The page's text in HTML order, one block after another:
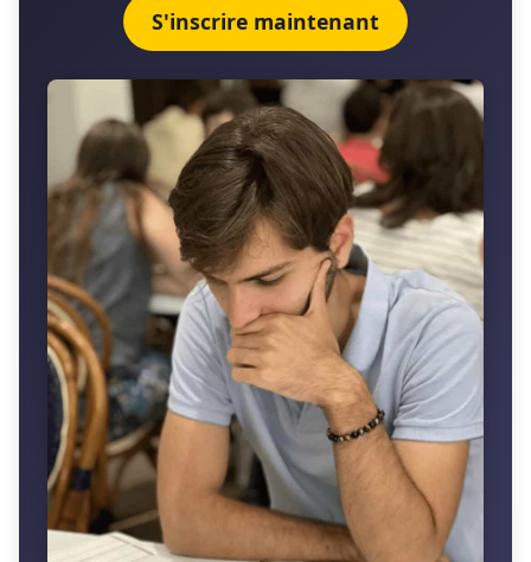
S'inscrire maintenant